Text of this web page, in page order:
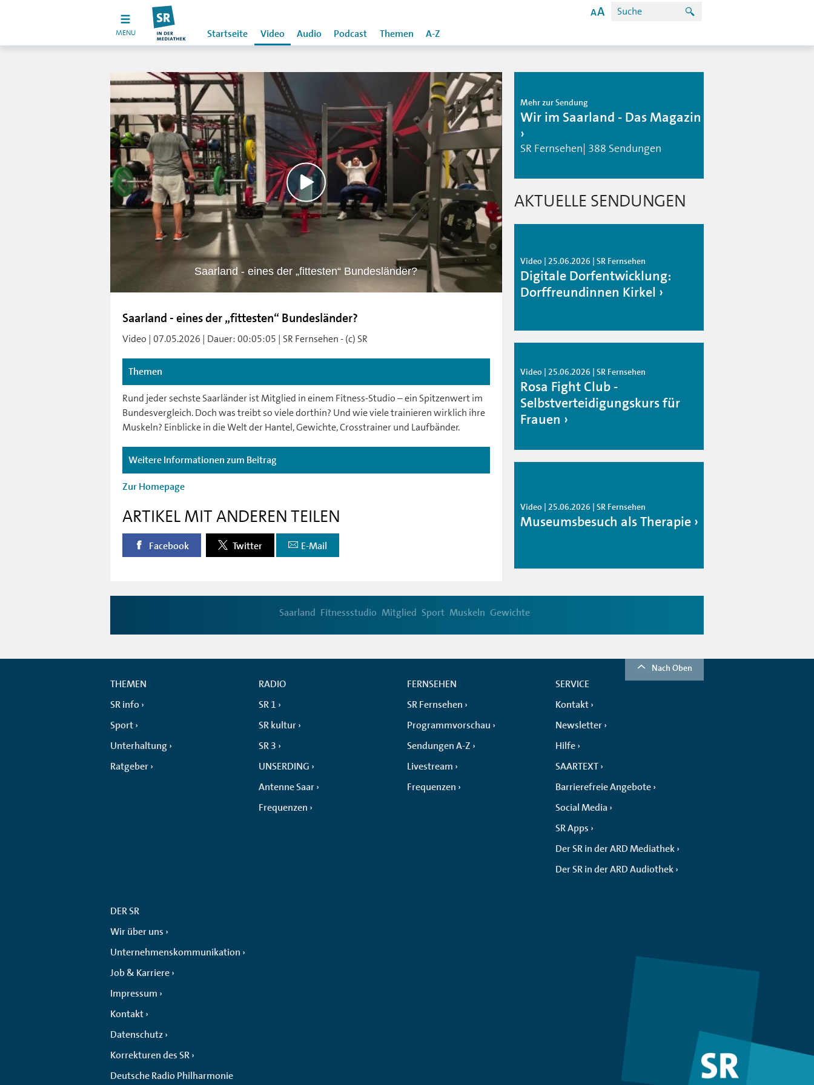
MENU Startseite Video Audio Podcast Themen A-Z
Saarland - eines der „fittesten“ Bundesländer?
Saarland - eines der „fittesten“ Bundesländer?
Video | 07.05.2026 | Dauer: 00:05:05 | SR Fernsehen - (c) SR
Themen
Rund jeder sechste Saarländer ist Mitglied in einem Fitness-Studio – ein Spitzenwert im
Bundesvergleich. Doch was treibt so viele dorthin? Und wie viele trainieren wirklich ihre
Muskeln? Einblicke in die Welt der Hantel, Gewichte, Crosstrainer und Laufbänder.
Weitere Informationen zum Beitrag
Zur Homepage
ARTIKEL MIT ANDEREN TEILEN
Facebook Twitter E-Mail
Mehr zur Sendung
Wir im Saarland - Das Magazin
SR Fernsehen| 388 Sendungen
AKTUELLE SENDUNGEN
Video | 25.06.2026 | SR Fernsehen
Digitale Dorfentwicklung:
Dorffreundinnen Kirkel
Video | 25.06.2026 | SR Fernsehen
Rosa Fight Club -
Selbstverteidigungskurs für
Frauen
Video | 25.06.2026 | SR Fernsehen
Museumsbesuch als Therapie
Saarland Fitnessstudio Mitglied Sport Muskeln Gewichte
Nach Oben
THEMEN
SR info
Sport
Unterhaltung
Ratgeber
RADIO
SR 1
SR kultur
SR 3
UNSERDING
Antenne Saar
Frequenzen
FERNSEHEN
SR Fernsehen
Programmvorschau
Sendungen A-Z
Livestream
Frequenzen
SERVICE
Kontakt
Newsletter
Hilfe
SAARTEXT
Barrierefreie Angebote
Social Media
SR Apps
Der SR in der ARD Mediathek
Der SR in der ARD Audiothek
DER SR
Wir über uns
Unternehmenskommunikation
Job & Karriere
Impressum
Kontakt
Datenschutz
Korrekturen des SR
Deutsche Radio Philharmonie